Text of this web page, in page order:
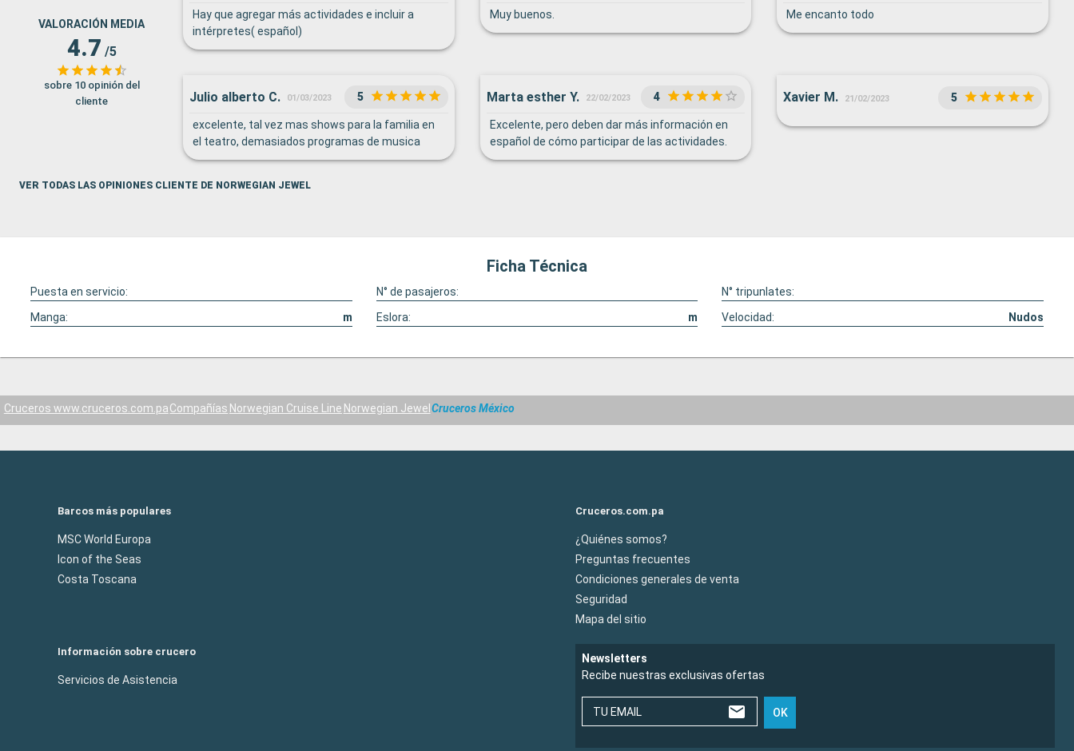
VALORACIÓN MEDIA
4.7 /5
sobre 10 opinión del
cliente
Hay que agregar más actividades e incluir a
intérpretes( español)
Muy buenos. Me encanto todo
Julio alberto C. 01/03/2023 5
excelente, tal vez mas shows para la familia en
el teatro, demasiados programas de musica
Marta esther Y. 22/02/2023 4
Excelente, pero deben dar más información en
español de cómo participar de las actividades.
Xavier M. 21/02/2023 5
VER TODAS LAS OPINIONES CLIENTE DE NORWEGIAN JEWEL
Ficha Técnica
Puesta en servicio: N° de pasajeros:
N° tripunlates:
Manga:
m Eslora: m Velocidad: Nudos
Cruceros www.cruceros.com.paCompañías Norwegian Cruise Line Norwegian Jewel Cruceros México
Barcos más populares
MSC World Europa
Icon of the Seas
Costa Toscana
Cruceros.com.pa
¿Quiénes somos?
Preguntas frecuentes
Condiciones generales de venta
Seguridad
Mapa del sitio
Información sobre crucero
Servicios de Asistencia
Newsletters
Recibe nuestras exclusivas ofertas
TU EMAIL OK